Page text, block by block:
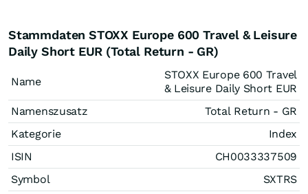
Stammdaten STOXX Europe 600 Travel & Leisure
Daily Short EUR (Total Return - GR)
Name
STOXX Europe 600 Travel
& Leisure Daily Short EUR
Namenszusatz
Total Return - GR
Kategorie
Index
ISIN
CH0033337509
Symbol
SXTRS